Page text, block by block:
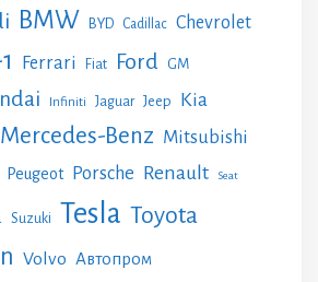
BMW BYD Cadillac Chevrolet
Ferrari Fiat Ford GM
Infiniti Jaguar Jeep Kia
Mercedes-Benz Mitsubishi
Peugeot Porsche Renault Seat
Suzuki Tesla Toyota
Volvo Автопром